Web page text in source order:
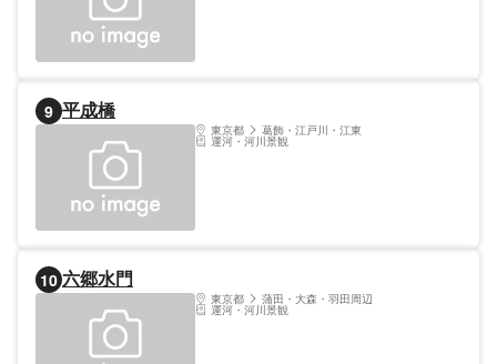
9 平成橋
東京都 葛飾・江戸川・江東
運河・河川景観
10 六郷水門
東京都 蒲田・大森・羽田周辺
運河・河川景観